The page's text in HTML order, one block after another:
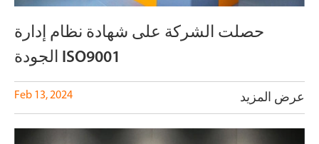
حصلت الشركة على شهادة نظام إدارة
الجودة ISO9001
Feb 13, 2024 عرض المزيد